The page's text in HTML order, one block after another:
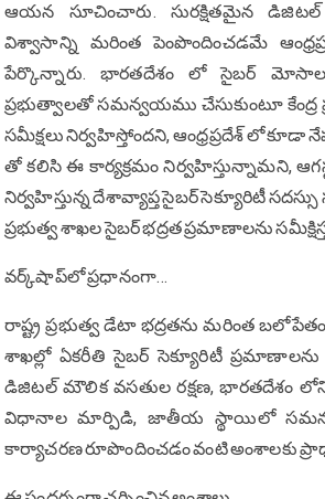
ఆయన సూచించారు. సురక్షితమైన
విశ్వాసాన్ని మరింత పెంపొందించడమే
పేర్కొన్నారు. భారతదేశం లో సైబర్ మోసాలు
ప్రభుత్వాలతో సమన్వయము చేసుకుంటూ కేంద్ర
సమీక్షలు నిర్వహిస్తోందని, ఆంధ్రప్రదేశ్ లో కూడా
తో కలిసి ఈ కార్యక్రమం నిర్వహిస్తున్నామని,
నిర్వహిస్తున్న దేశావ్యాప్త సైబర్ సెక్యూరిటీ
ప్రభుత్వ శాఖల సైబర్ భద్రత ప్రమాణాలను
వర్క్‌షాప్‌లో ప్రధానంగా…
రాష్ట్ర ప్రభుత్వ డేటా భద్రతను మరింత
శాఖల్లో ఏకరీతి సైబర్ సెక్యూరిటీ
డిజిటల్ మౌలిక వసతుల రక్షణ, భారతదేశం
విధానాల మార్పిడి, జాతీయ స్థాయిలో
కార్యాచరణ రూపొందించడం వంటి అంశాలకు